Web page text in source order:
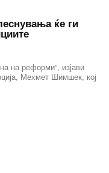
ќе ги
на реформи“, изјави
Мехмет Шимшек, кој